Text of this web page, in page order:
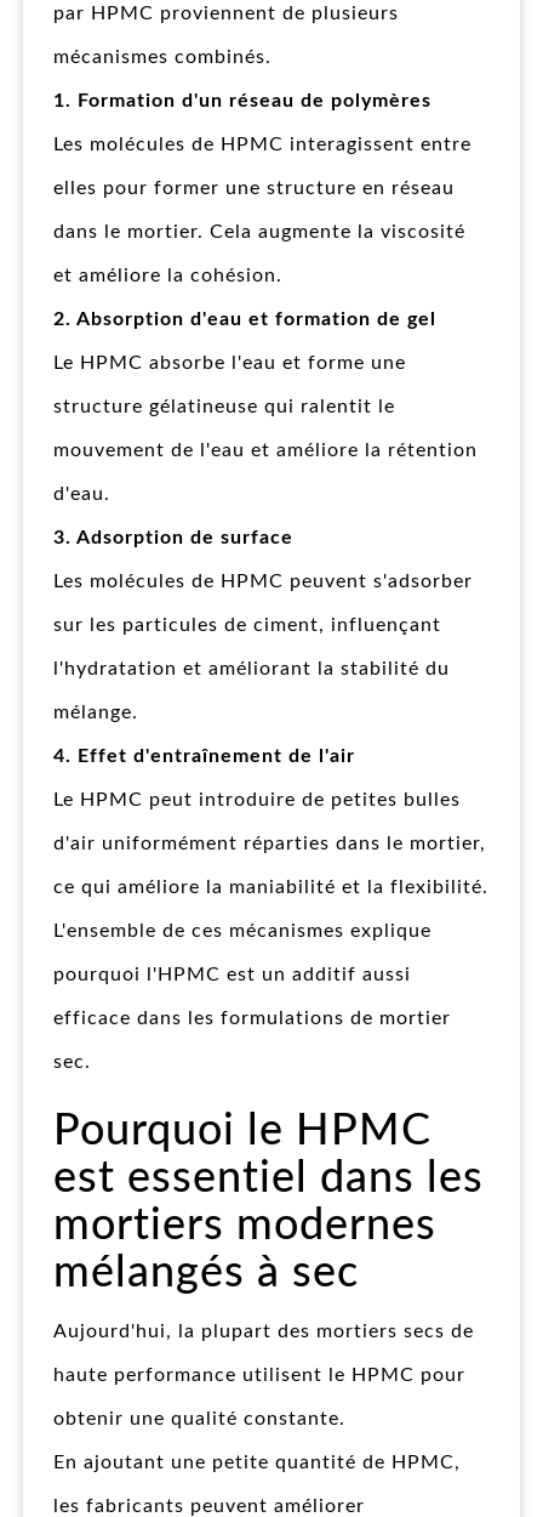
par HPMC proviennent de plusieurs
mécanismes combinés.
1. Formation d'un réseau de polymères
Les molécules de HPMC interagissent entre
elles pour former une structure en réseau
dans le mortier. Cela augmente la viscosité
et améliore la cohésion.
2. Absorption d'eau et formation de gel
Le HPMC absorbe l'eau et forme une
structure gélatineuse qui ralentit le
mouvement de l'eau et améliore la rétention
d'eau.
3. Adsorption de surface
Les molécules de HPMC peuvent s'adsorber
sur les particules de ciment, influençant
l'hydratation et améliorant la stabilité du
mélange.
4. Effet d'entraînement de l'air
Le HPMC peut introduire de petites bulles
d'air uniformément réparties dans le mortier,
ce qui améliore la maniabilité et la flexibilité.
L'ensemble de ces mécanismes explique
pourquoi l'HPMC est un additif aussi
efficace dans les formulations de mortier
sec.
Pourquoi le HPMC
est essentiel dans les
mortiers modernes
mélangés à sec
Aujourd'hui, la plupart des mortiers secs de
haute performance utilisent le HPMC pour
obtenir une qualité constante.
En ajoutant une petite quantité de HPMC,
les fabricants peuvent améliorer